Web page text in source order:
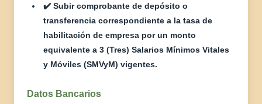
✔️ Subir comprobante de depósito o
transferencia correspondiente a la tasa de
habilitación de empresa por un monto
equivalente a 3 (Tres) Salarios Mínimos Vitales
y Móviles (SMVyM) vigentes.
Datos Bancarios